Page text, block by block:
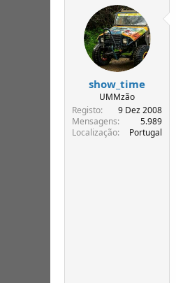
show_time
UMMzão
Registo
9 Dez 2008
Mensagens
5.989
Localização
Portugal